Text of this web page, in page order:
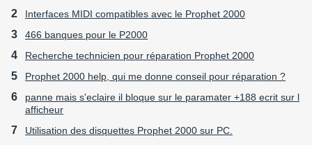
Interfaces MIDI compatibles avec le Prophet 2000
466 banques pour le P2000
Recherche technicien pour réparation Prophet 2000
Prophet 2000 help, qui me donne conseil pour réparation ?
panne mais s'eclaire il bloque sur le paramater +188 ecrit sur l
afficheur
Utilisation des disquettes Prophet 2000 sur PC.